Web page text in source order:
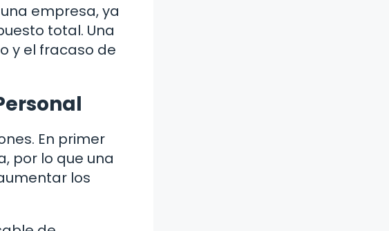
empresa, ya
total. Una
y el fracaso de
En primer
por lo que una
los